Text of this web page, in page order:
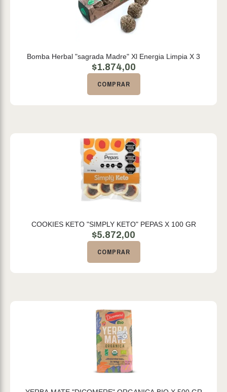
Bomba Herbal "sagrada Madre" Xl Energia Limpia X 3
$1.874,00
COMPRAR
COOKIES KETO "SIMPLY KETO" PEPAS X 100 GR
$5.872,00
COMPRAR